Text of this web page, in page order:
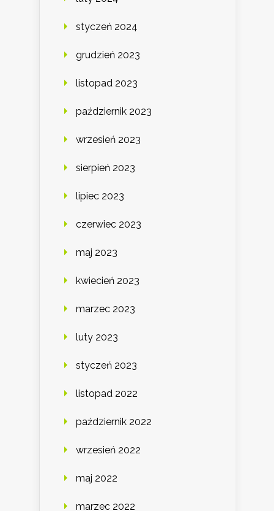
styczeń 2024
grudzień 2023
listopad 2023
październik 2023
wrzesień 2023
sierpień 2023
lipiec 2023
czerwiec 2023
maj 2023
kwiecień 2023
marzec 2023
luty 2023
styczeń 2023
listopad 2022
październik 2022
wrzesień 2022
maj 2022
marzec 2022